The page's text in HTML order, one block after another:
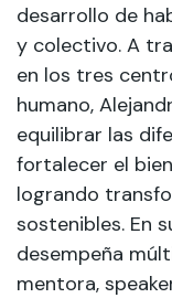
desarrollo de
y colectivo. A
en los tres
humano,
equilibrar las
fortalecer el
logrando
sostenibles. En
desempeña
mentora,